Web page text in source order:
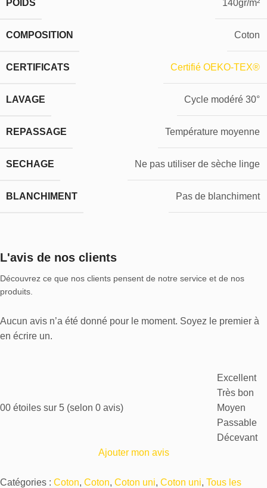
POIDS 140gr/m²
COMPOSITION Coton
CERTIFICATS Certifié OEKO-TEX®
LAVAGE Cycle modéré 30°
REPASSAGE Température moyenne
SECHAGE Ne pas utiliser de sèche linge
BLANCHIMENT Pas de blanchiment
L'avis de nos clients
Découvrez ce que nos clients pensent de notre service et de nos
produits.
Aucun avis n’a été donné pour le moment. Soyez le premier à
en écrire un.
00 étoiles sur 5 (selon 0 avis)
Excellent
Très bon
Moyen
Passable
Décevant
Ajouter mon avis
Catégories : Coton, Coton, Coton uni, Coton uni, Tous les